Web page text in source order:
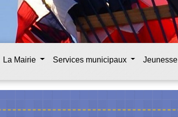
La Mairie Services municipaux Jeunesse